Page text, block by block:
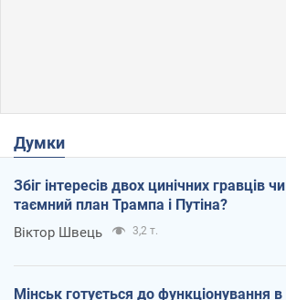
Думки
Збіг інтересів двох цинічних гравців чи
таємний план Трампа і Путіна?
Віктор Швець 3,2 т.
Мінськ готується до функціонування в